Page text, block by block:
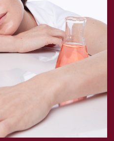
за кожей
косметических
передовых